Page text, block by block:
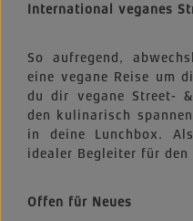
International veganes
So aufregend,
eine vegane Reise um
du dir vegane Street-
den kulinarisch
in deine Lunchbox.
idealer Begleiter für
Offen für Neues